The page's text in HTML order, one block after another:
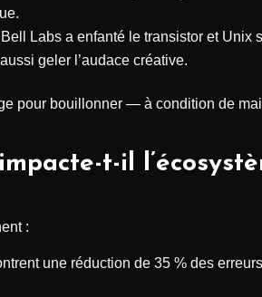
Labs a enfanté le transistor et Unix
geler l’audace créative.
pour bouillonner — à condition de
t-il
:
une réduction de 35 % des